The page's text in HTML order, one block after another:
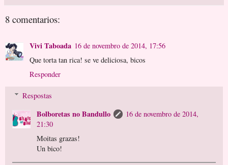
8 comentarios:
Vivi Taboada 16 de novembro de 2014, 17:56
Que torta tan rica! se ve deliciosa, bicos
Responder
Respostas
Bolboretas no Bandullo
16 de novembro de 2014,
21:30
Moitas grazas!
Un bico!